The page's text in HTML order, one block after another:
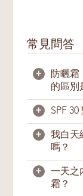
常見問答
+
防曬霜
的區別
防曬霜
亮；防曬
持肌膚
防晒霜
數，防
曬指數。
+ SPF
足夠。
以為肌
們建議
如果您
少每兩
+
我白天
嗎？
需要。
塗上防
+
一天之
霜？